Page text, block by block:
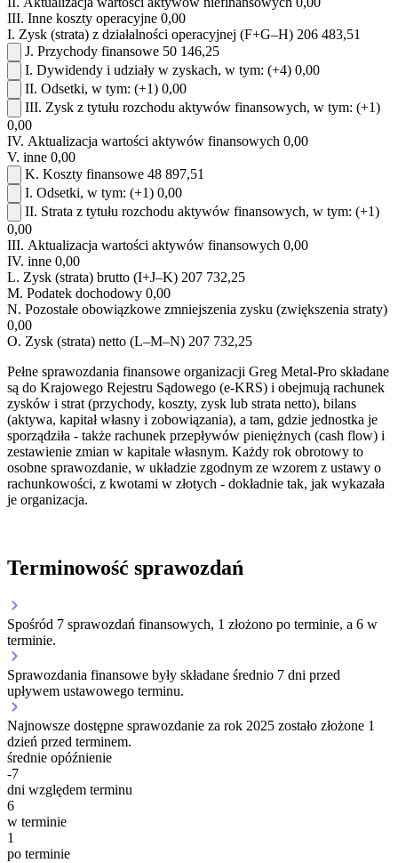
III. Inne koszty operacyjne 0,00
I. Zysk (strata) z działalności operacyjnej (F+G–H) 206 483,51
J. Przychody finansowe 50 146,25
I. Dywidendy i udziały w zyskach, w tym: (+4) 0,00
II. Odsetki, w tym: (+1) 0,00
III. Zysk z tytułu rozchodu aktywów finansowych, w tym: (+1)
0,00
IV. Aktualizacja wartości aktywów finansowych 0,00
V. inne 0,00
K. Koszty finansowe 48 897,51
I. Odsetki, w tym: (+1) 0,00
II. Strata z tytułu rozchodu aktywów finansowych, w tym: (+1)
0,00
III. Aktualizacja wartości aktywów finansowych 0,00
IV. inne 0,00
L. Zysk (strata) brutto (I+J–K) 207 732,25
M. Podatek dochodowy 0,00
N. Pozostałe obowiązkowe zmniejszenia zysku (zwiększenia straty)
0,00
O. Zysk (strata) netto (L–M–N) 207 732,25
Pełne sprawozdania finansowe organizacji Greg Metal-Pro składane
są do Krajowego Rejestru Sądowego (e-KRS) i obejmują rachunek
zysków i strat (przychody, koszty, zysk lub strata netto), bilans
(aktywa, kapitał własny i zobowiązania), a tam, gdzie jednostka je
sporządziła - także rachunek przepływów pieniężnych (cash flow) i
zestawienie zmian w kapitale własnym. Każdy rok obrotowy to
osobne sprawozdanie, w układzie zgodnym ze wzorem z ustawy o
rachunkowości, z kwotami w złotych - dokładnie tak, jak wykazała
je organizacja.
Terminowość sprawozdań
Spośród 7 sprawozdań finansowych, 1 złożono po terminie, a 6 w
terminie.
Sprawozdania finansowe były składane średnio 7 dni przed
upływem ustawowego terminu.
Najnowsze dostępne sprawozdanie za rok 2025 zostało złożone 1
dzień przed terminem.
średnie opóźnienie
-7
dni względem terminu
6
w terminie
1
po terminie